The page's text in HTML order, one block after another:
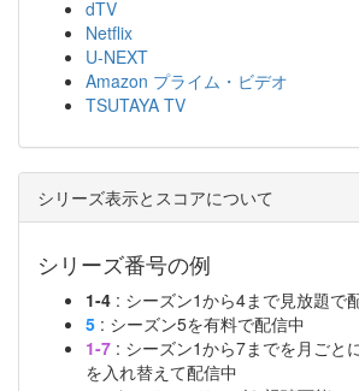
Hulu
dTV
Netflix
U-NEXT
Amazon プライム・ビデオ
シリーズ表示とスコアについて
シリーズ番号の例
1-4 : シーズン1から4まで見放題で配
5: シーズン5を有料で配信中
1-7: シーズン1から7までを月ごと